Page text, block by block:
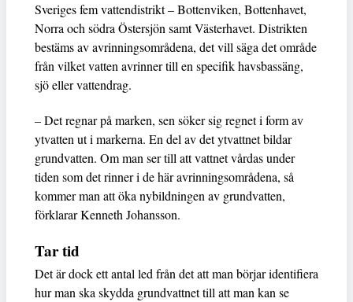
Sveriges fem vattendistrikt – Bottenviken, Bottenhavet,
Norra och södra Östersjön samt Västerhavet. Distrikten
bestäms av avrinningsområdena, det vill säga det område
från vilket vatten avrinner till en specifik havsbassäng,
sjö eller vattendrag.
– Det regnar på marken, sen söker sig regnet i form av
ytvatten ut i markerna. En del av det ytvattnet bildar
grundvatten. Om man ser till att vattnet vårdas under
tiden som det rinner i de här avrinningsområdena, så
kommer man att öka nybildningen av grundvatten,
förklarar Kenneth Johansson.
Tar tid
Det är dock ett antal led från det att man börjar identifiera
hur man ska skydda grundvattnet till att man kan se